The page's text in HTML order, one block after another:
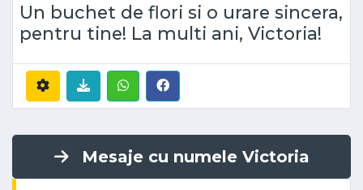
Un buchet de flori si o urare sincera,
pentru tine! La multi ani, Victoria!
Mesaje cu numele Victoria